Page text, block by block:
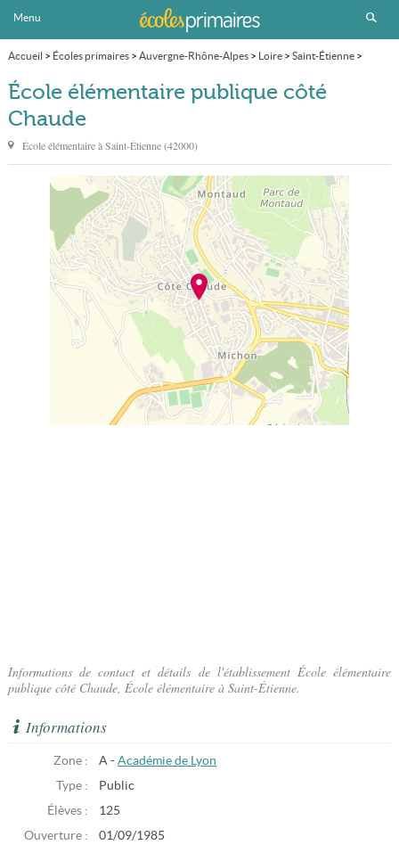
Menu
Accueil > Écoles primaires> Auvergne-Rhône-Alpes> Loire> Saint-Étienne>
École élémentaire publique côté Chaude
École élémentaire publique côté
Chaude
École élémentaire àSaint-Étienne(42000)
Informations de contact et détails de l'établissement École élémentaire
publique côté Chaude, École élémentaire à Saint-Étienne.
Informations
Zone : A - Académie de Lyon
Type :
Public
Élèves :
125
Ouverture :
01/09/1985